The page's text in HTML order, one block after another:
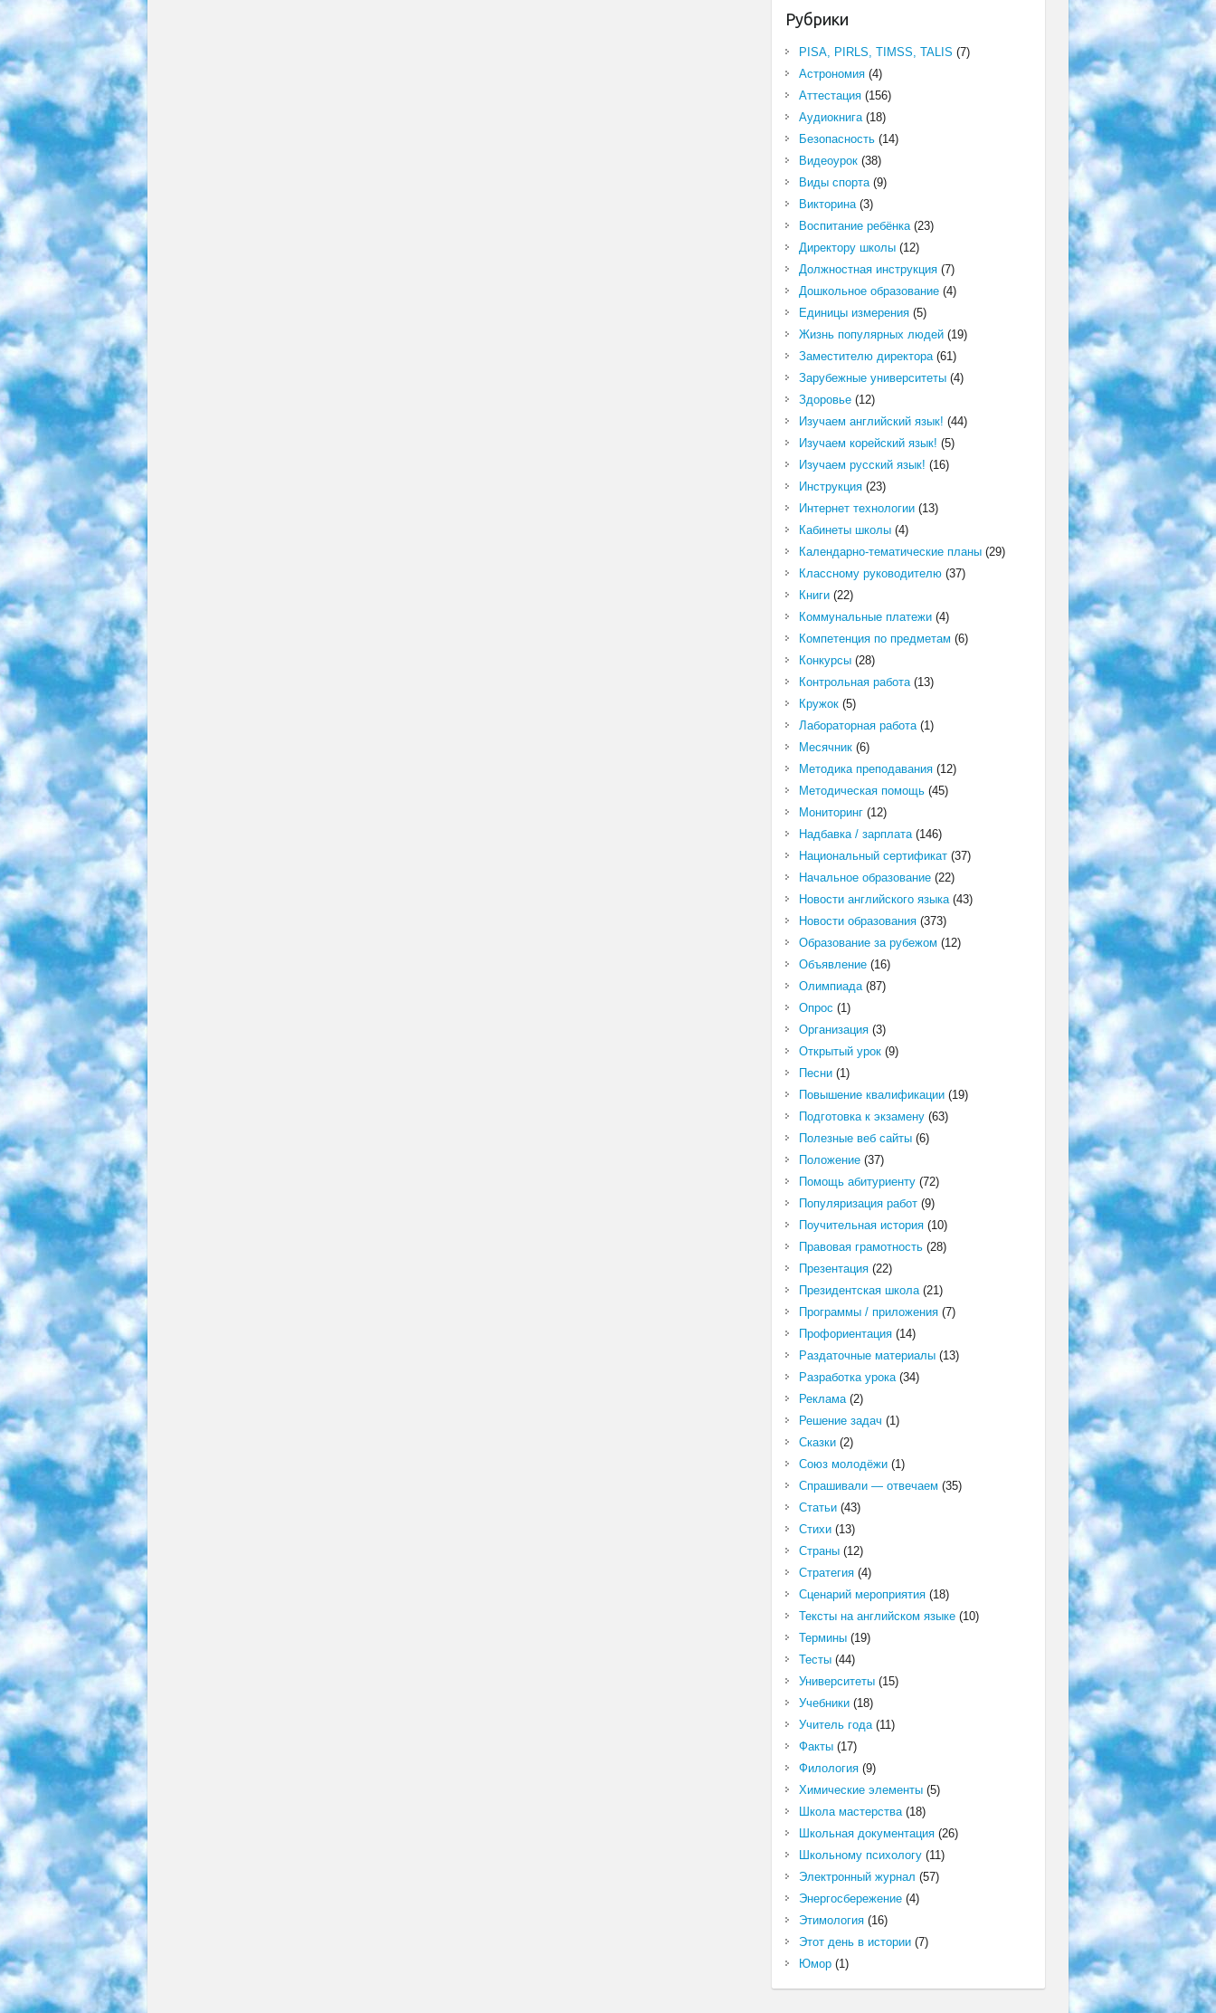
Рубрики
PISA, PIRLS, TIMSS, TALIS (7)
Астрономия(4)
Аттестация(156)
Аудиокнига(18)
Безопасность(14)
Видеоурок(38)
Виды спорта(9)
Викторина(3)
Воспитание ребёнка(23)
Директору школы(12)
Должностная инструкция(7)
Дошкольное образование(4)
Единицы измерения(5)
Жизнь популярных людей(19)
Заместителю директора(61)
Зарубежные университеты(4)
Здоровье(12)
Изучаем английский язык! (44)
Изучаем корейский язык! (5)
Изучаем русский язык! (16)
Инструкция(23)
Интернет технологии(13)
Кабинеты школы(4)
Календарно-тематические планы(29)
Классному руководителю(37)
Книги(22)
Коммунальные платежи(4)
Компетенция по предметам (6)
Конкурсы(28)
Контрольная работа(13)
Кружок(5)
Лабораторная работа(1)
Месячник(6)
Методика преподавания(12)
Методическая помощь(45)
Мониторинг(12)
Надбавка / зарплата(146)
Национальный сертификат(37)
Начальное образование(22)
Новости английского языка(43)
Новости образования(373)
Образование за рубежом (12)
Объявление(16)
Олимпиада(87)
Опрос (1)
Организация(3)
Открытый урок(9)
Песни(1)
Повышение квалификации(19)
Подготовка к экзамену(63)
Полезные веб сайты(6)
Положение(37)
Помощь абитуриенту(72)
Популяризация работ(9)
Поучительная история(10)
Правовая грамотность(28)
Презентация(22)
Президентская школа(21)
Программы / приложения(7)
Профориентация(14)
Раздаточные материалы(13)
Разработка урока(34)
Реклама(2)
Решение задач (1)
Сказки(2)
Союз молодёжи(1)
Спрашивали — отвечаем (35)
Статьи(43)
Стихи(13)
Страны(12)
Стратегия(4)
Сценарий мероприятия(18)
Тексты на английском языке(10)
Термины(19)
Тесты(44)
Университеты(15)
Учебники(18)
Учитель года(11)
Факты(17)
Филология(9)
Химические элементы(5)
Школа мастерства(18)
Школьная документация(26)
Школьному психологу(11)
Электронный журнал (57)
Энергосбережение(4)
Этимология(16)
Этот день в истории(7)
Юмор(1)